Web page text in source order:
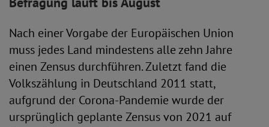
Nach einer Vorgabe der Europäischen Union
muss jedes Land mindestens alle zehn Jahre
einen Zensus durchführen. Zuletzt fand die
Volkszählung in Deutschland 2011 statt,
aufgrund der Corona-Pandemie wurde der
ursprünglich geplante Zensus von 2021 auf